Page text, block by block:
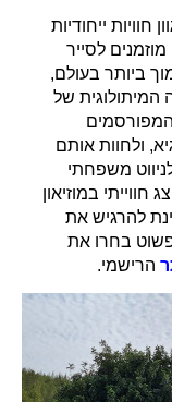
ייחודיות
לסייר
ביותר בעולם,
המיתולוגית של
ולחוות אותם
משפחתי
במוזיאון
להרגיש את
בחרו את
הרישמי.